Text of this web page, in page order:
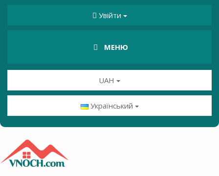
Увійти
МЕНЮ
UAH
Український